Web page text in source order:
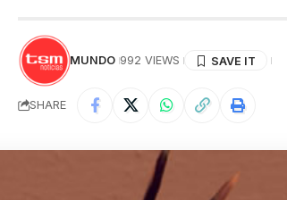
MUNDO 992 VIEWS
SHARE